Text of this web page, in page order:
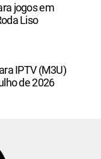
jogos em
Liso
IPTV (M3U)
de 2026